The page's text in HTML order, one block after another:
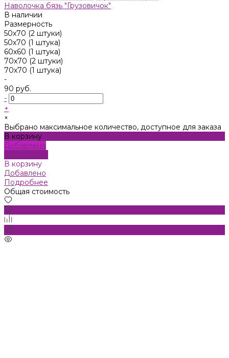
Наволочка бязь "Грузовичок"
В наличии
Размерность
50x70 (2 штуки)
50х70 (1 штука)
60х60 (1 штука)
70x70 (2 штуки)
70х70 (1 штука)
-
90 руб.
-
+
×
Выбрано максимальное количество, доступное для заказа
В корзину
Добавлено
В корзину
Добавлено
Подробнее
Общая стоимость